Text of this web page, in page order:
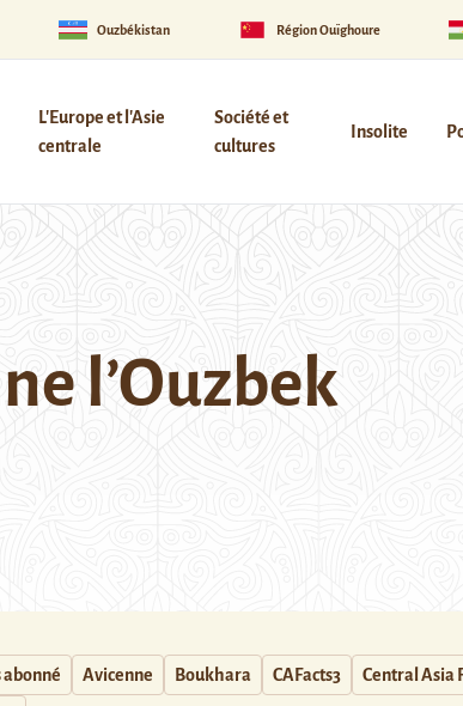
Ouzbékistan Région Ouïghoure
L'Europe et l'Asie
centrale
Société et
cultures
Insolite
l’Ouzbek
abonné Avicenne Boukhara CAFacts3 Central Asia